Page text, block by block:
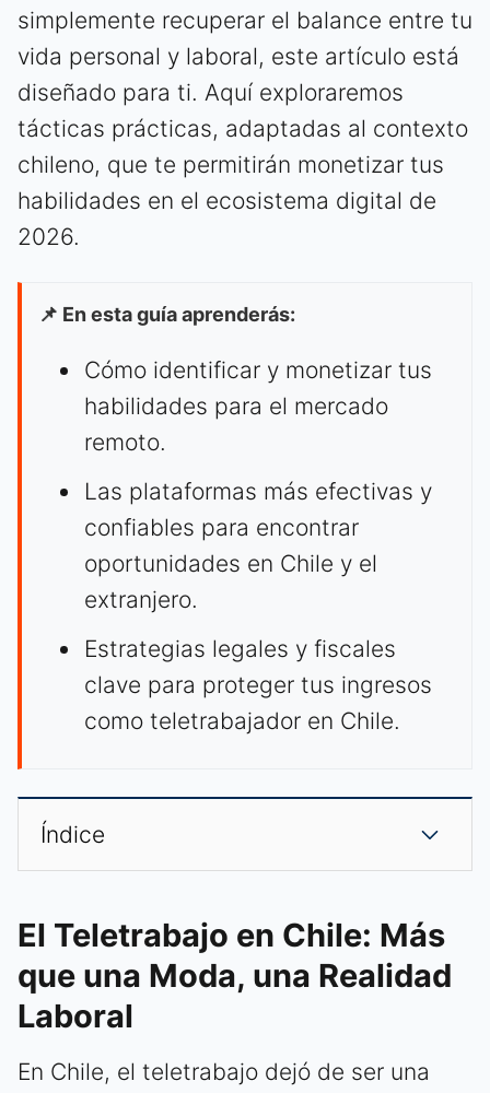
simplemente recuperar el balance entre tu
vida personal y laboral, este artículo está
diseñado para ti. Aquí exploraremos
tácticas prácticas, adaptadas al contexto
chileno, que te permitirán monetizar tus
habilidades en el ecosistema digital de
2026.
📌 En esta guía aprenderás:
Cómo identificar y monetizar tus
habilidades para el mercado
remoto.
Las plataformas más efectivas y
confiables para encontrar
oportunidades en Chile y el
extranjero.
Estrategias legales y fiscales
clave para proteger tus ingresos
como teletrabajador en Chile.
Índice
El Teletrabajo en Chile: Más
que una Moda, una Realidad
Laboral
En Chile, el teletrabajo dejó de ser una